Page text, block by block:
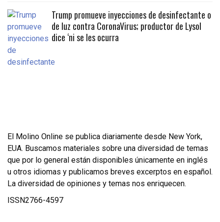
Trump promueve inyecciones de desinfectante o
de luz contra CoronaVirus; productor de Lysol
dice ‘ni se les ocurra
El Molino Online se publica diariamente desde New York,
EUA. Buscamos materiales sobre una diversidad de temas
que por lo general están disponibles únicamente en inglés
u otros idiomas y publicamos breves excerptos en español.
La diversidad de opiniones y temas nos enriquecen.
ISSN2766-4597